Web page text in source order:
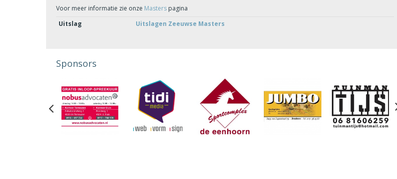
Voor meer informatie zie onze Masters pagina
Uitslag
Uitslagen Zeeuwse Masters
Sponsors
Previous